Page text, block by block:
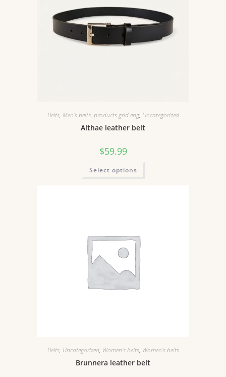
Belts, Men's belts, products grid eng, Uncategorized
Althae leather belt
$59.99
Select options
Belts, Uncategorized, Women's belts, Women's belts
Brunnera leather belt